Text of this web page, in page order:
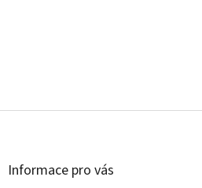
Z
Informace pro vás